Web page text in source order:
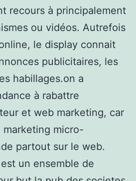
recours à principalement
ou vidéos. Autrefois
le display connait
publicitaires, les
habillages.on a
à rabattre
et web marketing, car
micro-
partout sur le web.
un ensemble de